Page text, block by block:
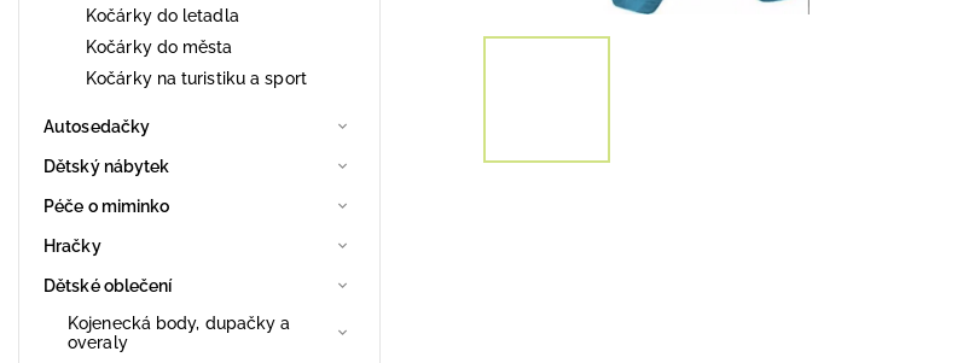
Kočárky do letadla
Kočárky do města
Kočárky na turistiku a sport
Autosedačky
Dětský nábytek
Péče o miminko
Hračky
Dětské oblečení
Kojenecká body, dupačky a
overaly